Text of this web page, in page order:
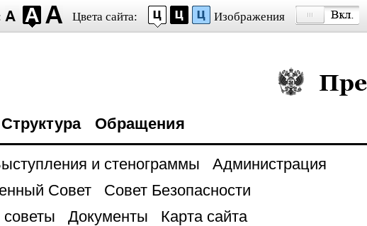
Цвета сайта: Изображения
Президент
Структура Обращения
и стенограммы
Администрация
Совет
Совет Безопасности
Документы Карта сайта